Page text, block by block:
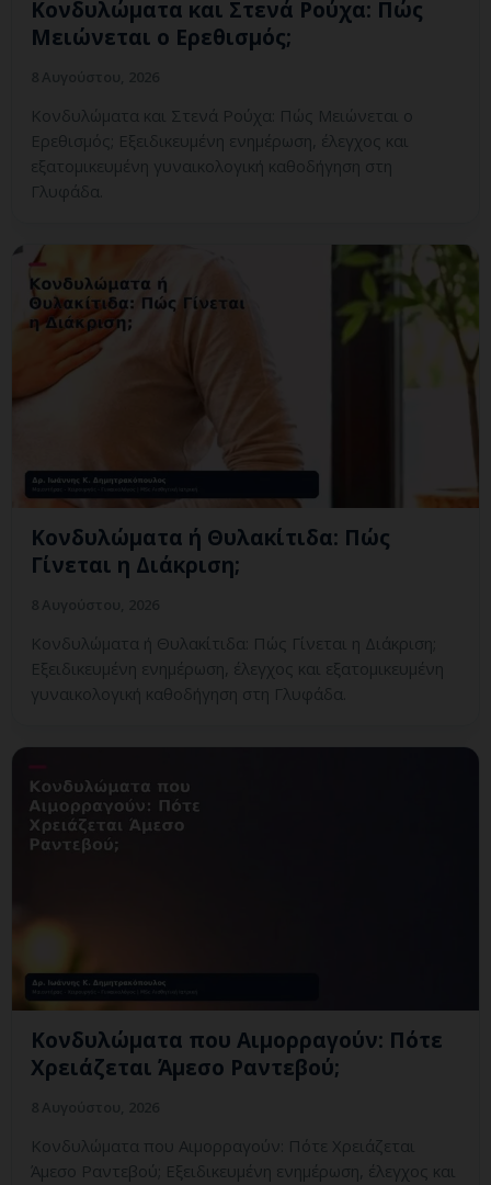
Κονδυλώματα και Στενά Ρούχα: Πώς
Μειώνεται ο Ερεθισμός;
Κονδυλώματα και Στενά Ρούχα: Πώς Μειώνεται ο
Ερεθισμός; Εξειδικευμένη ενημέρωση, έλεγχος και
εξατομικευμένη γυναικολογική καθοδήγηση στη
Γλυφάδα.
Κονδυλώματα ή Θυλακίτιδα: Πώς
Γίνεται η Διάκριση;
Κονδυλώματα ή Θυλακίτιδα: Πώς Γίνεται η Διάκριση;
Εξειδικευμένη ενημέρωση, έλεγχος και εξατομικευμένη
γυναικολογική καθοδήγηση στη Γλυφάδα.
Κονδυλώματα που Αιμορραγούν: Πότε
Χρειάζεται Άμεσο Ραντεβού;
Κονδυλώματα που Αιμορραγούν: Πότε Χρειάζεται
Άμεσο Ραντεβού; Εξειδικευμένη ενημέρωση, έλεγχος και